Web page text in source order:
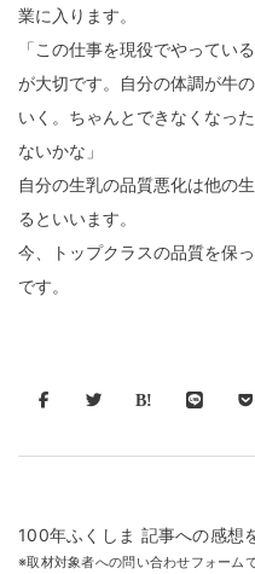
業に入ります。
「この仕事を現役でやってい
が大切です。自分の体調が牛
いく。ちゃんとできなくなっ
ないかな」
自分の生乳の品質悪化は他の
るといいます。
今、トップクラスの品質を保
です。
100年ふくしま 記事への感想
※取材対象者への問い合わせフォーム